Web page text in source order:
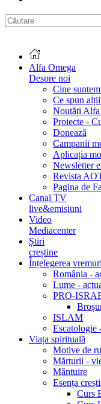
Alfa Omega
Despre noi
Cine
Ce spun
Noutăți
Proiecte -
Donează
Campanii
Aplicația
Newsletter
Revista
Pagina de
Canal TV
live&emisiuni
Video
Mediacenter
Știri
creștine
Înțelegerea
România -
Lume -
PRO-
ISLAM
Escatologie
Viața spirituală
Motive de
Mărturii -
Mântuire
Esența
Curs